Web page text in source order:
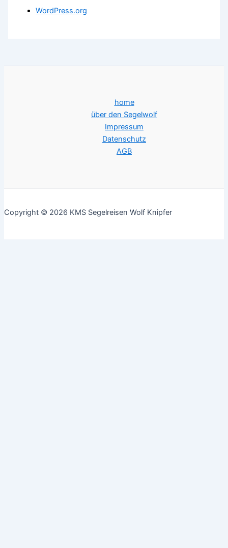
WordPress.org
home
über den Segelwolf
Impressum
Datenschutz
AGB
Copyright © 2026 KMS Segelreisen Wolf Knipfer